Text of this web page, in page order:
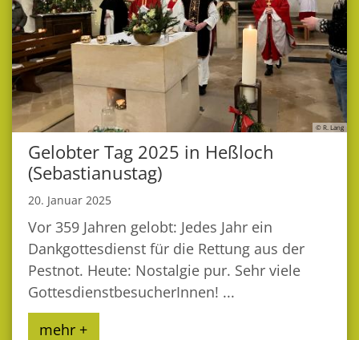
© R. Lang
Gelobter Tag 2025 in Heßloch
(Sebastianustag)
20. Januar 2025
Vor 359 Jahren gelobt: Jedes Jahr ein
Dankgottesdienst für die Rettung aus der
Pestnot. Heute: Nostalgie pur. Sehr viele
GottesdienstbesucherInnen! ...
mehr +